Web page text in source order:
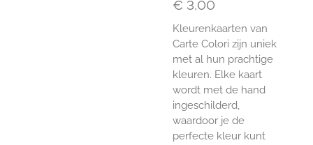
€ 3,00
Kleurenkaarten van
Carte Colori zijn uniek
met al hun prachtige
kleuren. Elke kaart
wordt met de hand
ingeschilderd,
waardoor je de
perfecte kleur kunt